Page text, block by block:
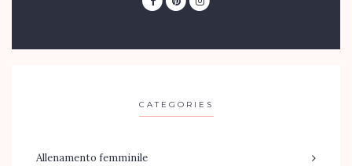
CATEGORIES
Allenamento femminile